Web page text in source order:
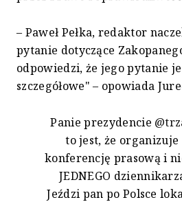
– Paweł Pełka, redaktor
pytanie dotyczące
odpowiedzi, że jego pytanie
szczegółowe" – opowiada
Panie prezydencie
to jest, że
konferencję prasową i
JEDNEGO
Jeździ pan po Polsce